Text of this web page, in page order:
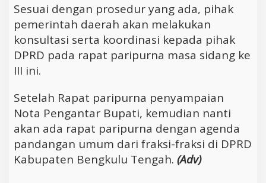
Sesuai dengan prosedur yang ada, pihak
pemerintah daerah akan melakukan
konsultasi serta koordinasi kepada pihak
DPRD pada rapat paripurna masa sidang ke
III ini.
Setelah Rapat paripurna penyampaian
Nota Pengantar Bupati, kemudian nanti
akan ada rapat paripurna dengan agenda
pandangan umum dari fraksi-fraksi di DPRD
Kabupaten Bengkulu Tengah. (Adv)